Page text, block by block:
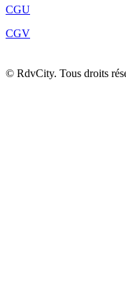
CGU
CGV
© RdvCity. Tous droits